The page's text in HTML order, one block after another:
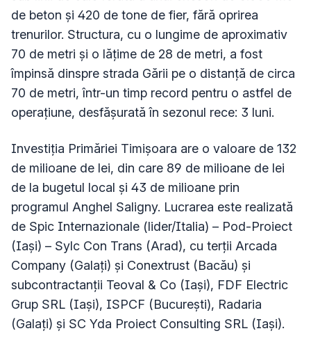
de beton și 420 de tone de fier, fără oprirea
trenurilor. Structura, cu o lungime de aproximativ
70 de metri și o lățime de 28 de metri, a fost
împinsă dinspre strada Gării pe o distanță de circa
70 de metri, într-un timp record pentru o astfel de
operațiune, desfășurată în sezonul rece: 3 luni.
Investiția Primăriei Timișoara are o valoare de 132
de milioane de lei, din care 89 de milioane de lei
de la bugetul local și 43 de milioane prin
programul Anghel Saligny. Lucrarea este realizată
de Spic Internazionale (lider/Italia) – Pod-Proiect
(Iași) – Sylc Con Trans (Arad), cu terții Arcada
Company (Galați) și Conextrust (Bacău) și
subcontractanții Teoval & Co (Iași), FDF Electric
Grup SRL (Iași), ISPCF (București), Radaria
(Galați) și SC Yda Proiect Consulting SRL (Iași).